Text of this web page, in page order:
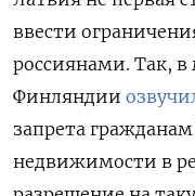
ввести
россиянами. Так,
Финляндии
запрета
недвижимости в